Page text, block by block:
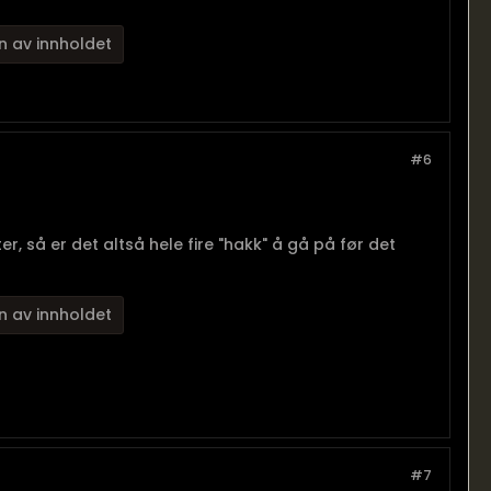
av innholdet
#6
så er det altså hele fire "hakk" å gå på før det
av innholdet
#7